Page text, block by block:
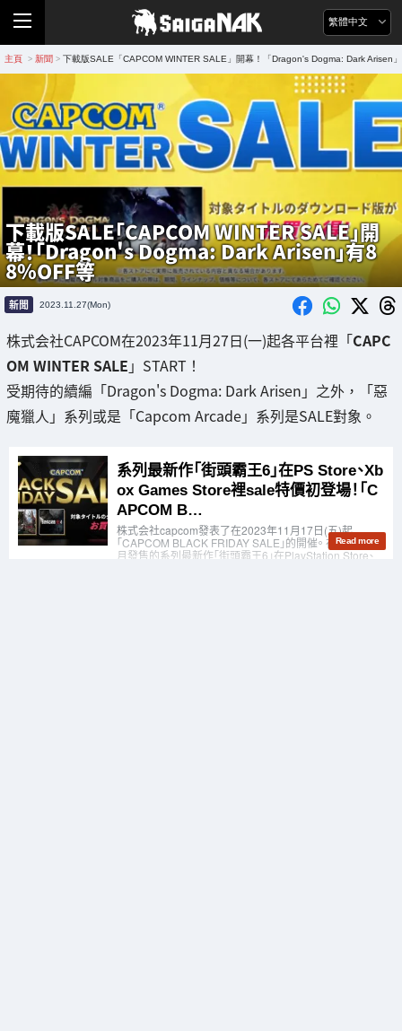
繁體中文
主頁 > 新聞 > 下載版SALE「CAPCOM WINTER SALE」開幕！「Dragon's Dogma: Dark Arisen
下載版SALE「CAPCOM WINTER SALE」開
幕！「Dragon's Dogma: Dark Arisen」有8
8%OFF等
新聞 2023.11.27(Mon)
株式会社CAPCOM在2023年11月27日(一)起各平台裡「CAPC
OM WINTER SALE 」START！
受期待的續編「Dragon's Dogma: Dark Arisen」之外，「惡
魔獵人」系列或是「Capcom Arcade」系列是SALE對象。